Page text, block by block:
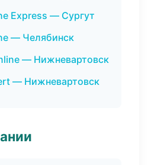
Express — Сургут
— Челябинск
— Нижневартовск
— Нижневартовск